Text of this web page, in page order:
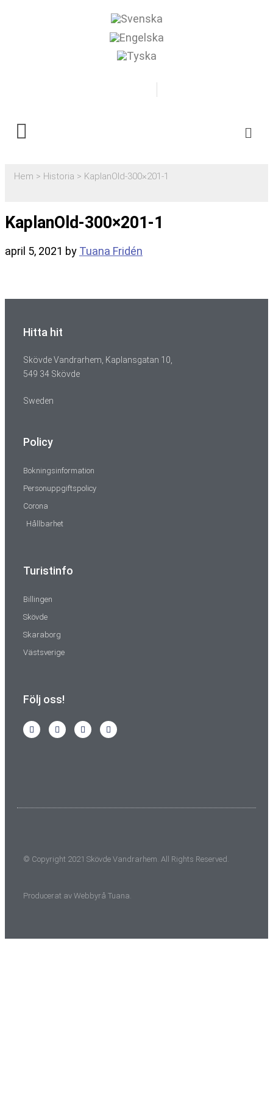
Hem > Historia > KaplanOld-300×201-1
KaplanOld-300×201-1
april 5, 2021 by Tuana Fridén
Hitta hit
Skövde Vandrarhem, Kaplansgatan 10,
549 34 Skövde
Sweden
Policy
Bokningsinformation
Personuppgiftspolicy
Corona
Hållbarhet
Turistinfo
Billingen
Skövde
Skaraborg
Västsverige
Följ oss!
© Copyright 2021 Skövde Vandrarhem. All Rights Reserved.
Producerat av Webbyrå Tuana